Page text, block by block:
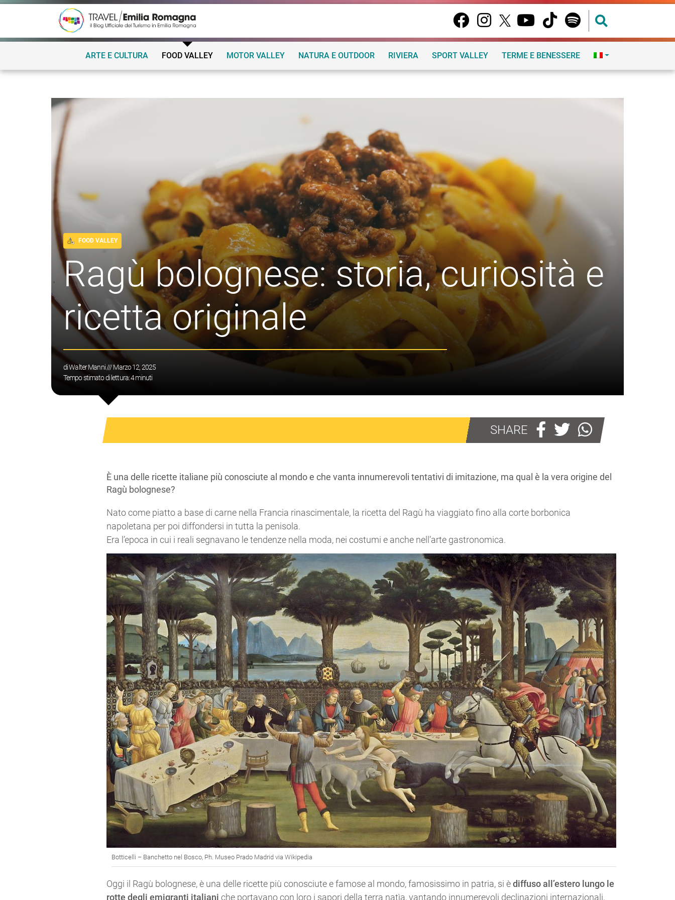
ARTE E CULTURA FOOD VALLEY MOTOR VALLEY NATURA E OUTDOOR RIVIERA SPORT VALLEY TERME E BENESSERE
FOOD VALLEY
Ragù bolognese: storia, curiosità e
ricetta originale
diWalter Manni/// Marzo 12, 2025
Tempo stimato di lettura:4minuti
SHARE
È una delle ricette italiane più conosciute al mondo e che vanta innumerevoli tentativi di imitazione, ma qual è la vera origine del
Ragù bolognese?
Nato come piatto a base di carne nella Francia rinascimentale, la ricetta del Ragù ha viaggiato fino alla corte borbonica
napoletana per poi diffondersi in tutta la penisola.
Era l’epoca in cui i reali segnavano le tendenze nella moda, nei costumi e anche nell’arte gastronomica.
Botticelli – Banchetto nel Bosco, Ph. Museo Prado Madrid via Wikipedia
Oggi il Ragù bolognese, è una delle ricette più conosciute e famose al mondo, famosissimo in patria, si èdiffuso all’estero lungo le
rotte degli emigranti italiani che portavano con loro i sapori della terra natìa, vantando innumerevoli declinazioni internazionali,